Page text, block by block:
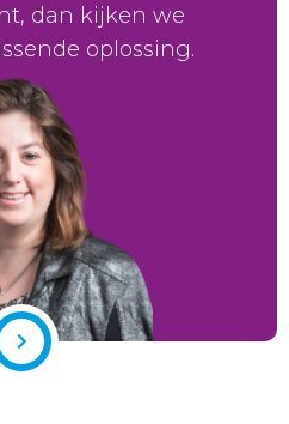
dan kijken we
oplossing.